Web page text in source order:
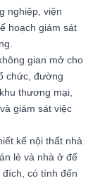
nghiệp, viện
hoạch giám sát
gian mở cho
chức, đường
thương mại,
giám sát việc
kế nội thất nhà
lẻ và nhà ở để
có tính đến